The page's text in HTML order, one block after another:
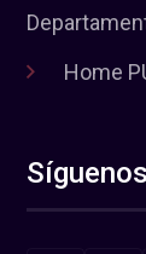
Home
Síguenos